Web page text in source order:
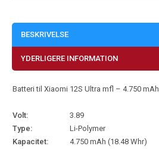
BESKRIVELSE
YDERLIGERE INFORMATION
Batteri til Xiaomi 12S Ultra mfl – 4.750 mAh
Volt:
3.89
Type:
Li-Polymer
Kapacitet:
4.750 mAh (18.48 Whr)